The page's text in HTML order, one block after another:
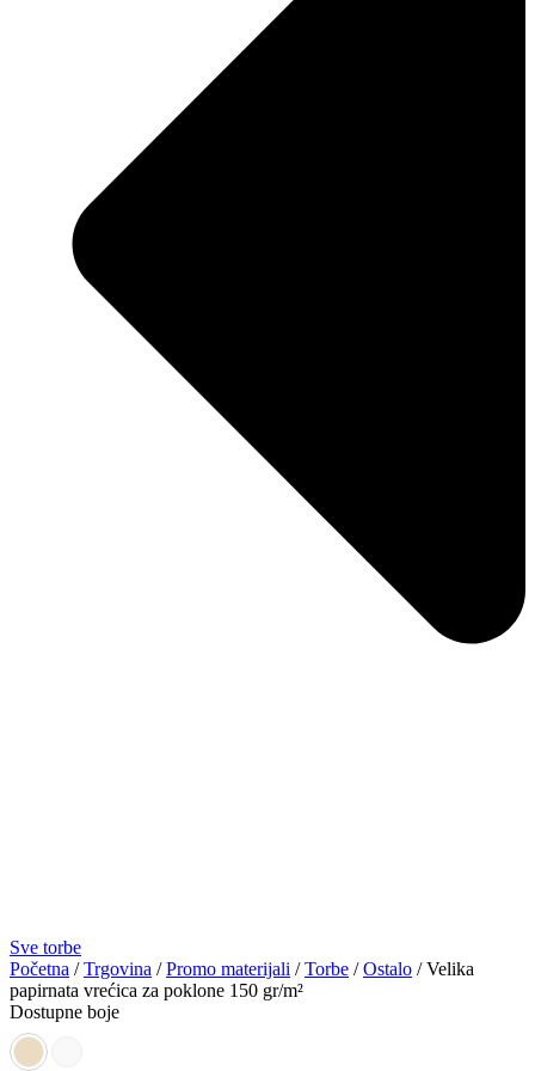
Sve torbe
Početna /Trgovina /Promo materijali /Torbe /Ostalo / Velika
papirnata vrećica za poklone 150 gr/m²
Dostupne boje